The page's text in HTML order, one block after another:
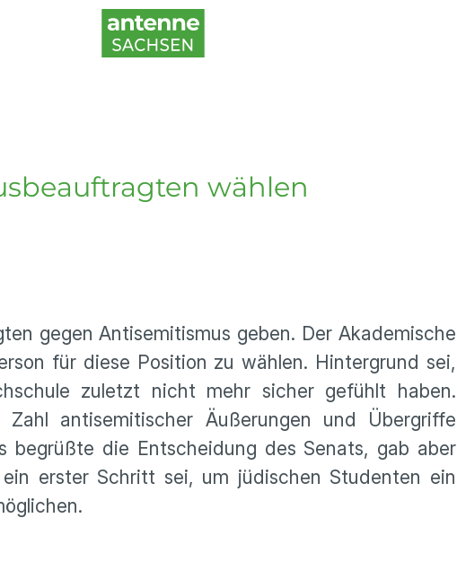
wählen
gegen Antisemitismus geben. Der Akademische
für diese Position zu wählen. Hintergrund sei,
zuletzt nicht mehr sicher gefühlt haben.
antisemitischer Äußerungen und Übergriffe
begrüßte die Entscheidung des Senats, gab aber
erster Schritt sei, um jüdischen Studenten ein